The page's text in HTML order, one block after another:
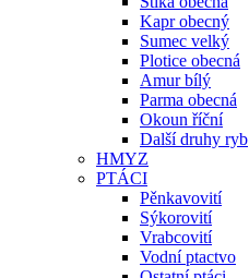
Kapr obecný
Sumec velký
Plotice obecná
Amur bílý
Parma obecná
Okoun říční
Další druhy ryb
HMYZ
PTÁCI
Pěnkavovití
Sýkorovití
Vrabcovití
Vodní ptactvo